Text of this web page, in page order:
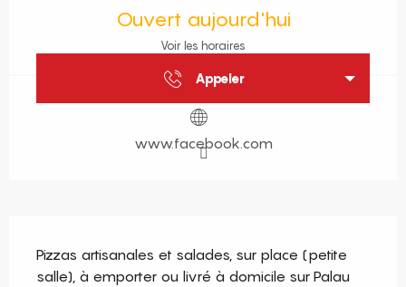
Ouvert aujourd'hui
Voir les horaires
Appeler
www.facebook.com
Pizzas artisanales et salades, sur place (petite
salle), à emporter ou livré à domicile sur Palau